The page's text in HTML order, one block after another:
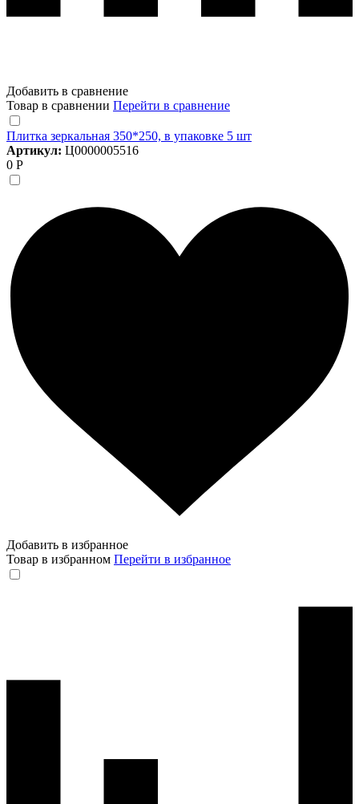
Добавить в сравнение
Товар в сравнении Перейти в сравнение
Плитка зеркальная 350*250, в упаковке 5 шт
Артикул: Ц0000005516
0 Р
Добавить в избранное
Товар в избранном Перейти в избранное